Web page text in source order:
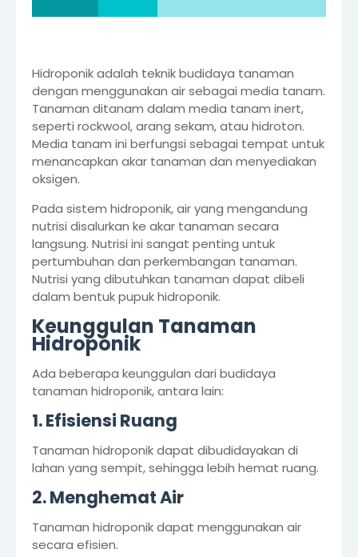
Hidroponik adalah teknik budidaya tanaman
dengan menggunakan air sebagai media tanam.
Tanaman ditanam dalam media tanam inert,
seperti rockwool, arang sekam, atau hidroton.
Media tanam ini berfungsi sebagai tempat untuk
menancapkan akar tanaman dan menyediakan
oksigen.
Pada sistem hidroponik, air yang mengandung
nutrisi disalurkan ke akar tanaman secara
langsung. Nutrisi ini sangat penting untuk
pertumbuhan dan perkembangan tanaman.
Nutrisi yang dibutuhkan tanaman dapat dibeli
dalam bentuk pupuk hidroponik.
Keunggulan Tanaman
Hidroponik
Ada beberapa keunggulan dari budidaya
tanaman hidroponik, antara lain:
1. Efisiensi Ruang
Tanaman hidroponik dapat dibudidayakan di
lahan yang sempit, sehingga lebih hemat ruang.
2. Menghemat Air
Tanaman hidroponik dapat menggunakan air
secara efisien.